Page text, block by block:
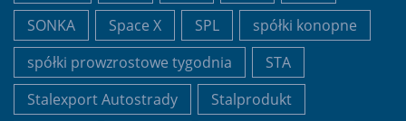
SONKA
Space X SPL
spółki konopne
spółki prowzrostowe tygodnia
STA
Stalexport Autostrady
Stalprodukt